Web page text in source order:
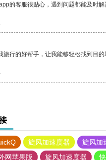
的客服很贴心，遇到问题都能及时解
旅行的好帮手，让我能够轻松找到目的
旋风加速度器 旋风加
网苹果版
旋风加速度器